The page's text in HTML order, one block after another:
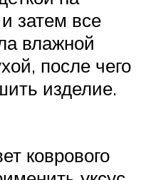
затем все
влажной
после чего
изделие.
коврового